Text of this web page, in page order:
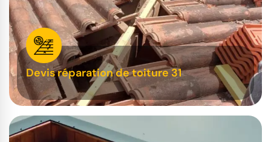
Devis réparation de toiture 31